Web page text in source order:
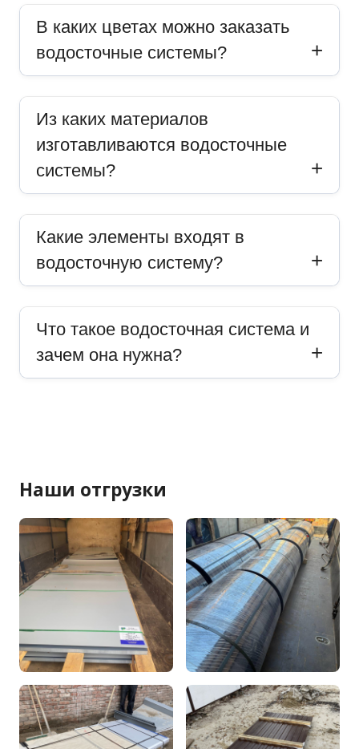
В каких цветах можно заказать
водосточные системы?
Из каких материалов
изготавливаются водосточные
системы?
Какие элементы входят в
водосточную систему?
Что такое водосточная система и
зачем она нужна?
Наши отгрузки